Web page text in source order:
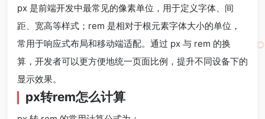
px 是前端开发中最常见的像素单位，用于定义字体、间
距、宽高等样式；rem 是相对于根元素字体大小的单位，
常用于响应式布局和移动端适配。通过 px 与 rem 的换
算，开发者可以更方便地统一页面比例，提升不同设备下的
显示效果。
px转rem怎么计算